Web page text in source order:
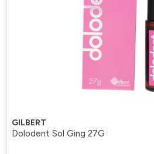
GILBERT
Dolodent Sol Ging 27G